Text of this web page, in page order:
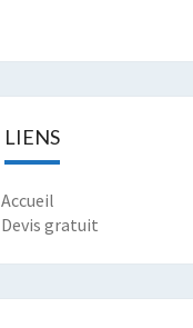
LIENS
Accueil
Devis gratuit